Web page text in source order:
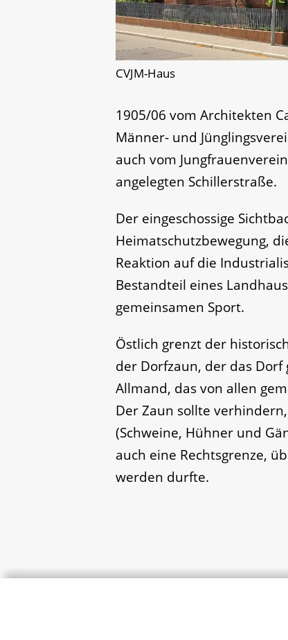
CVJM-Haus
1905/06 vom Architekten
Männer- und
auch vom
angelegten Schillerstraße.
Der eingeschossige
Heimatschutzbewegung,
Reaktion auf die
Bestandteil eines
gemeinsamen Sport.
Östlich grenzt der
der Dorfzaun, der das
Allmand, das von allen
Der Zaun sollte
(Schweine, Hühner und
auch eine Rechtsgrenze,
werden durfte.